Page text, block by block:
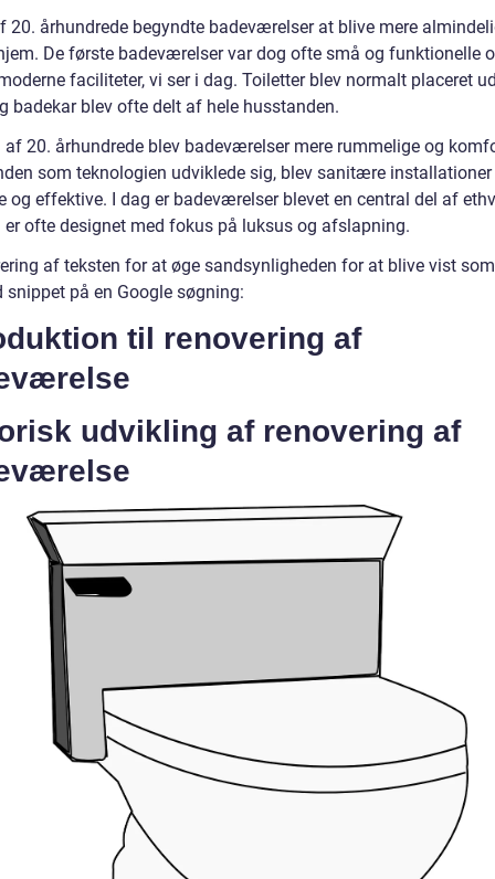
20. århundrede begyndte badeværelser at blive mere
De første badeværelser var dog ofte små og funktionelle
faciliteter, vi ser i dag. Toiletter blev normalt placeret
badekar blev ofte delt af hele husstanden.
af 20. århundrede blev badeværelser mere rummelige og
som teknologien udviklede sig, blev sanitære installationer
og effektive. I dag er badeværelser blevet en central del af
er ofte designet med fokus på luksus og afslapning.
af teksten for at øge sandsynligheden for at blive vist som
snippet på en Google søgning:
til renovering af
udvikling af renovering af